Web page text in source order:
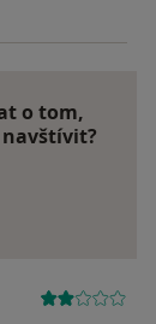
o tom,